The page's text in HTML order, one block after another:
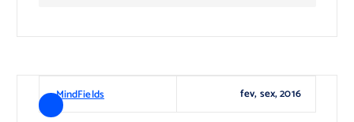
MindFields fev, sex, 2016